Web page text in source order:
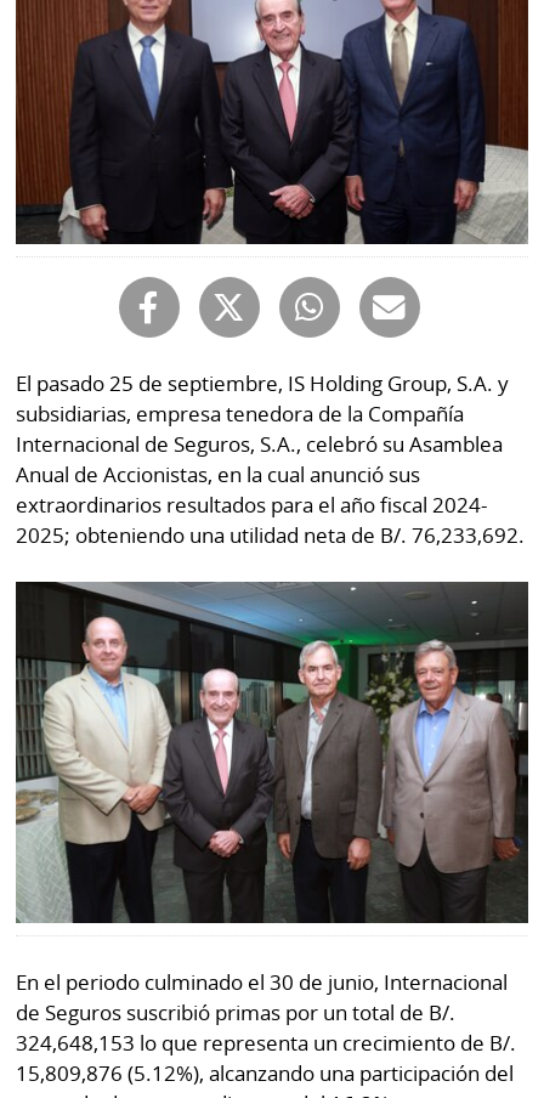
Mundo
Deportes
Tecnología
la
Firma
Opinión
Blogs
Fotografías
Videos
Fe
de
erratas
Historias
SERVICIOS
E-
Paper
Comunicados
Catálogos
Lotería
Kiosko
digital
Luctuosas
Contenido
de
marcas
RSS
Temas
Autores
Notas
al
lector
Buenas
prácticas
OTROS
SITIOS
Metro Mi
El pasado 25 de septiembre, IS Holding Group, S.A. y
subsidiarias, empresa tenedora de la Compañía
Internacional de Seguros, S.A., celebró su Asamblea
Anual de Accionistas, en la cual anunció sus
extraordinarios resultados para el año fiscal 2024-
2025; obteniendo una utilidad neta de B/. 76,233,692.
En el periodo culminado el 30 de junio, Internacional
de Seguros suscribió primas por un total de B/.
324,648,153 lo que representa un crecimiento de B/.
15,809,876 (5.12%), alcanzando una participación del